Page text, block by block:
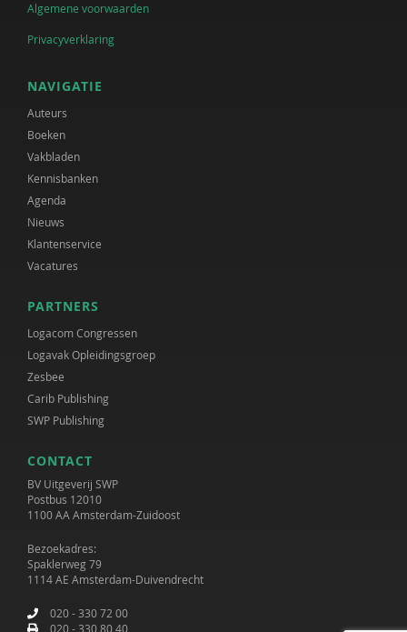
Algemene voorwaarden
Privacyverklaring
NAVIGATIE
Auteurs
Boeken
Vakbladen
Kennisbanken
Agenda
Nieuws
Klantenservice
Vacatures
PARTNERS
Logacom Congressen
Logavak Opleidingsgroep
Zesbee
Carib Publishing
SWP Publishing
CONTACT
BV Uitgeverij SWP
Postbus 12010
1100 AA Amsterdam-Zuidoost
Bezoekadres:
Spaklerweg 79
1114 AE Amsterdam-Duivendrecht
020 - 330 72 00
020 - 330 80 40